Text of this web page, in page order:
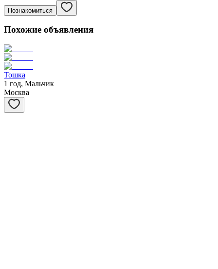
Познакомиться
Похожие объявления
Тошка
1 год, Мальчик
Москва